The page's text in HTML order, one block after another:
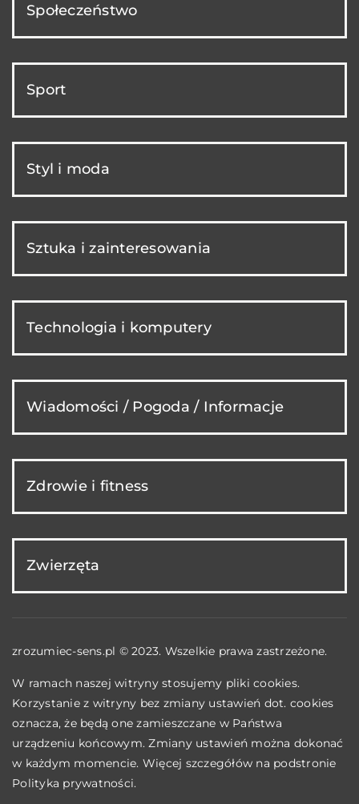
Społeczeństwo
Sport
Styl i moda
Sztuka i zainteresowania
Technologia i komputery
Wiadomości / Pogoda / Informacje
Zdrowie i fitness
Zwierzęta
zrozumiec-sens.pl © 2023. Wszelkie prawa zastrzeżone.
W ramach naszej witryny stosujemy pliki cookies.
Korzystanie z witryny bez zmiany ustawień dot. cookies
oznacza, że będą one zamieszczane w Państwa
urządzeniu końcowym. Zmiany ustawień można dokonać
w każdym momencie. Więcej szczegółów na podstronie
Polityka prywatności.